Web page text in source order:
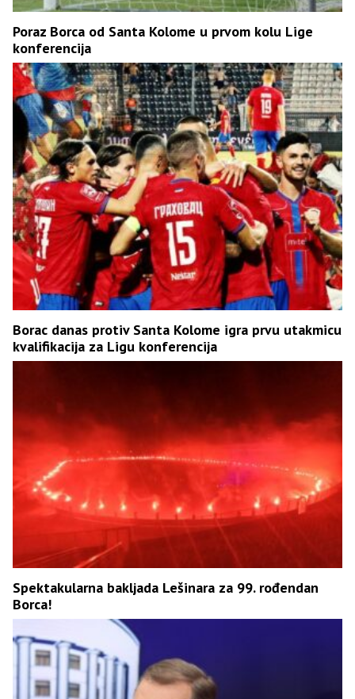
Poraz Borca od Santa Kolome u prvom kolu Lige
konferencija
Borac danas protiv Santa Kolome igra prvu utakmicu
kvalifikacija za Ligu konferencija
Spektakularna bakljada Lešinara za 99. rođendan
Borca!